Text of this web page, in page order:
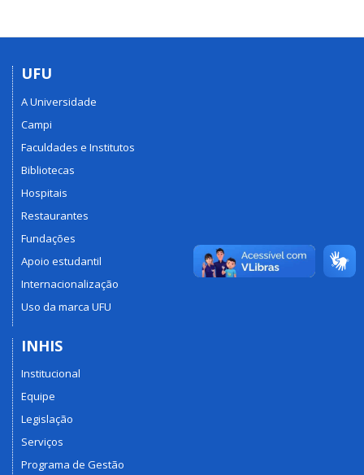
UFU
A Universidade
Campi
Faculdades e Institutos
Bibliotecas
Hospitais
Restaurantes
Fundações
Apoio estudantil
Internacionalização
Uso da marca UFU
INHIS
Institucional
Equipe
Legislação
Serviços
Programa de Gestão